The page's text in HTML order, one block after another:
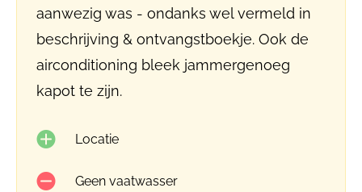
aanwezig was - ondanks wel vermeld in
beschrijving & ontvangstboekje. Ook de
airconditioning bleek jammergenoeg
kapot te zijn.
Locatie
Geen vaatwasser